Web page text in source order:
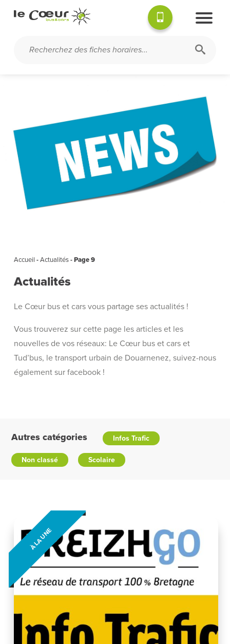
Accueil -Actualités-Page 9
Actualités
Le Cœur bus et cars vous partage ses actualités !
Vous trouverez sur cette page les articles et les
nouvelles de vos réseaux: Le Cœur bus et cars et
Tud’bus, le transport urbain de Douarnenez, suivez-nous
également sur facebook !
Autres catégories Infos Trafic
Non classé Scolaire
À LA UNE